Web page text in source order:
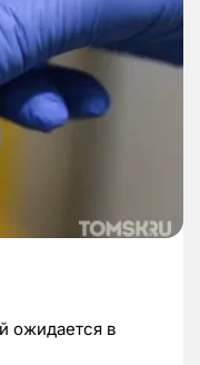
ожидается в